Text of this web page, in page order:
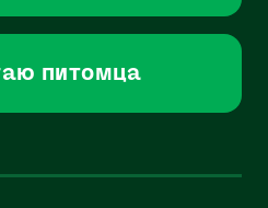
питомца